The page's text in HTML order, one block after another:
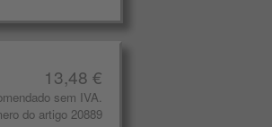
13,48 €
sem IVA.
do artigo 20889